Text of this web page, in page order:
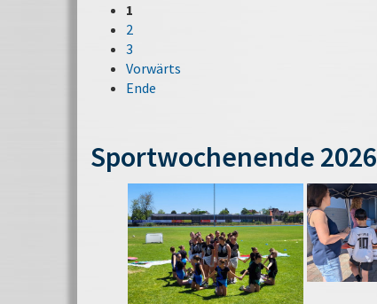
1
2
3
Vorwärts
Ende
Sportwochenende 2026